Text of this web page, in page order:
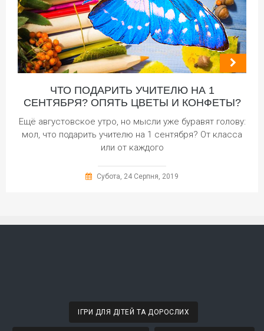
ЧТО ПОДАРИТЬ УЧИТЕЛЮ НА 1
СЕНТЯБРЯ? ОПЯТЬ ЦВЕТЫ И КОНФЕТЫ?
Ещё августовское утро, но мысли уже буравят голову:
мол, что подарить учителю на 1 сентября? От класса
или от каждого
Субота, 24 Серпня, 2019
ІГРИ ДЛЯ ДІТЕЙ ТА ДОРОСЛИХ